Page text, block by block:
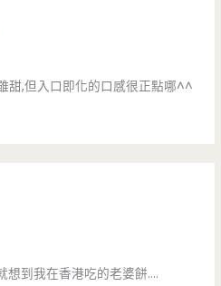
甜,但入口即化的口感很正點哪^^
想到我在香港吃的老婆餅….